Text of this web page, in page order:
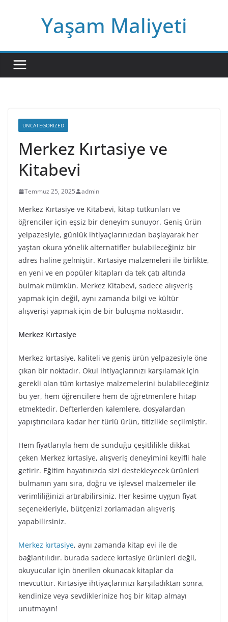
Yaşam Maliyeti
UNCATEGORIZED
Merkez Kırtasiye ve
Kitabevi
Temmuz 25, 2025 admin
Merkez Kırtasiye ve Kitabevi, kitap tutkunları ve
öğrenciler için eşsiz bir deneyim sunuyor. Geniş ürün
yelpazesiyle, günlük ihtiyaçlarınızdan başlayarak her
yaştan okura yönelik alternatifler bulabileceğiniz bir
adres haline gelmiştir. Kırtasiye malzemeleri ile birlikte,
en yeni ve en popüler kitapları da tek çatı altında
bulmak mümkün. Merkez Kitabevi, sadece alışveriş
yapmak için değil, aynı zamanda bilgi ve kültür
alışverişi yapmak için de bir buluşma noktasıdır.
Merkez Kırtasiye
Merkez kırtasiye, kaliteli ve geniş ürün yelpazesiyle öne
çıkan bir noktadır. Okul ihtiyaçlarınızı karşılamak için
gerekli olan tüm kırtasiye malzemelerini bulabileceğiniz
bu yer, hem öğrencilere hem de öğretmenlere hitap
etmektedir. Defterlerden kalemlere, dosyalardan
yapıştırıcılara kadar her türlü ürün, titizlikle seçilmiştir.
Hem fiyatlarıyla hem de sunduğu çeşitlilikle dikkat
çeken Merkez kırtasiye, alışveriş deneyimini keyifli hale
getirir. Eğitim hayatınızda sizi destekleyecek ürünleri
bulmanın yanı sıra, doğru ve işlevsel malzemeler ile
verimliliğinizi artırabilirsiniz. Her kesime uygun fiyat
seçenekleriyle, bütçenizi zorlamadan alışveriş
yapabilirsiniz.
Merkez kırtasiye, aynı zamanda kitap evi ile de
bağlantılıdır. burada sadece kırtasiye ürünleri değil,
okuyucular için önerilen okunacak kitaplar da
mevcuttur. Kırtasiye ihtiyaçlarınızı karşıladıktan sonra,
kendinize veya sevdiklerinize hoş bir kitap almayı
unutmayın!